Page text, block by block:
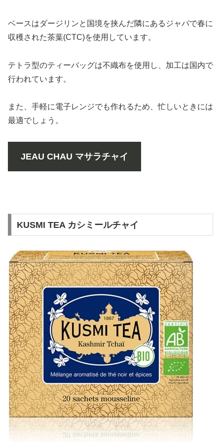
ベースはダージリンと国境を挟んだ隣にあるジャパで春に
収穫された茶葉(CTC)を使用しています。
テトラ型のティーバッグは不織布を使用し、加工は国内で
行われています。
また、手軽に電子レンジでも作れるため、忙しいときには
最適でしょう。
JEAU CHAU マサラチャイ
KUSMI TEA カシミールチャイ